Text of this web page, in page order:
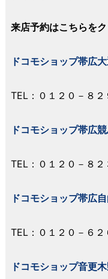
来店予約はこちらを
ドコモショップ帯広
TEL：０１２０－８２
ドコモショップ帯広
TEL：０１２０－８２
ドコモショップ帯広
TEL：０１２０－６２
ドコモショップ音更